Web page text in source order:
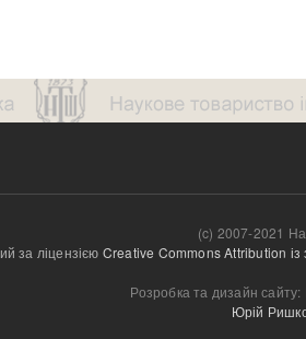
(c) 2007-2021
за ліцензією Creative Commons Attribution
Розробка та дизайн сайту:
Юрій